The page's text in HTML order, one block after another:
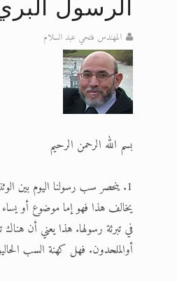
الحجّ..
تعميم هامّ
تعميم هامّ
إعلان هامّ
للانتقال
اقرأ هذا
الرسول
المهندس فتحي عبد السلام
بسم الله الرحمن الرحيم
1. ينحصر سب رسولنا اليوم بين
يخالف هذا فهو إما موضوع أو
في تبرئة رسولها. هذا يعني أن
أوالملحدون. فهل كهنة السب